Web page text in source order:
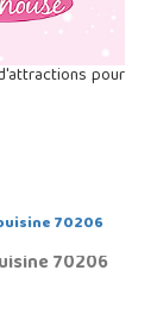
pour
70206